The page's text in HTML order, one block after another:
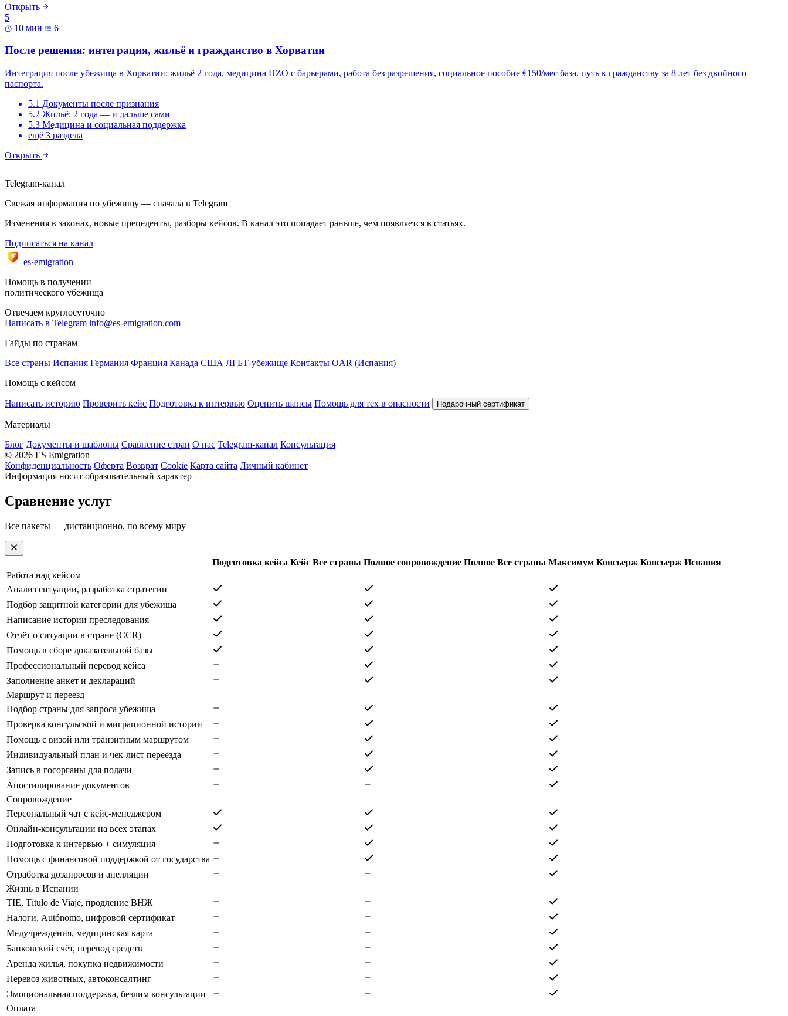
Открыть
5
10 мин
6
После решения: интеграция, жильё и гражданство в Хорватии
Интеграция после убежища в Хорватии: жильё 2 года, медицина HZO с барьерами, работа без разрешения, социальное пособие €150/мес база, путь к гражданству за 8 лет без двойного
паспорта.
5.1 Документы после признания
5.2 Жильё: 2 года — и дальше сами
5.3 Медицина и социальная поддержка
ещё 3 раздела
Открыть
Telegram-канал
Свежая информация по убежищу — сначала в Telegram
Изменения в законах, новые прецеденты, разборы кейсов. В канал это попадает раньше, чем появляется в статьях.
Подписаться на канал
es·emigration
Помощь в получении
политического убежища
Отвечаем круглосуточно
Написать в Telegram info@es-emigration.com
Гайды по странам
Все страны Испания Германия Франция Канада США ЛГБТ-убежище Контакты OAR (Испания)
Помощь с кейсом
Написать историю Проверить кейс Подготовка к интервью Оценить шансы Помощь для тех в опасности Подарочный сертификат
Материалы
Блог Документы и шаблоны Сравнение стран О нас Telegram-канал Консультация
© 2026 ES Emigration
Конфиденциальность Оферта Возврат Cookie Карта сайта Личный кабинет
Информация носит образовательный характер
Сравнение услуг
Все пакеты — дистанционно, по всему миру
Подготовка кейса Кейс Все страны Полное сопровождение Полное Все страны Максимум Консьерж Консьерж Испания
Работа над кейсом
Анализ ситуации, разработка стратегии
Подбор защитной категории для убежища
Написание истории преследования
Отчёт о ситуации в стране (CCR)
Помощь в сборе доказательной базы
Профессиональный перевод кейса
Заполнение анкет и деклараций
Маршрут и переезд
Подбор страны для запроса убежища
Проверка консульской и миграционной истории
Помощь с визой или транзитным маршрутом
Индивидуальный план и чек-лист переезда
Запись в госорганы для подачи
Апостилирование документов
Сопровождение
Персональный чат с кейс-менеджером
Онлайн-консультации на всех этапах
Подготовка к интервью + симуляция
Помощь с финансовой поддержкой от государства
Отработка дозапросов и апелляции
Жизнь в Испании
TIE, Título de Viaje, продление ВНЖ
Налоги, Autónomo, цифровой сертификат
Медучреждения, медицинская карта
Банковский счёт, перевод средств
Аренда жилья, покупка недвижимости
Перевоз животных, автоконсалтинг
Эмоциональная поддержка, безлим консультации
Оплата